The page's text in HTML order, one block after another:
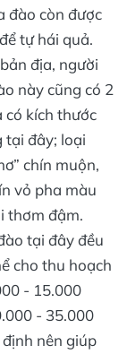
đào còn được
tự hái quả.
địa, người
này cũng có 2
có kích thước
tại đây; loại
chín muộn,
vỏ pha màu
thơm đậm.
tại đây đều
cho thu hoạch
- 15.000
- 35.000
nên giúp